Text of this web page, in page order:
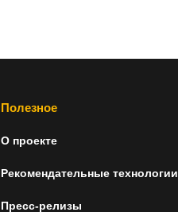
Полезное
О проекте
Рекомендательные технологии
Пресс-релизы